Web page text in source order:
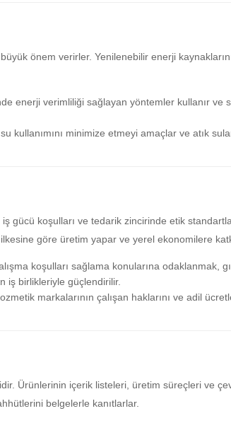
önem verirler. Yenilenebilir enerji
enerji verimliliği sağlayan yöntemler kullanır ve
kullanımını minimize etmeyi amaçlar ve atık
gücü koşulları ve tedarik zincirinde etik
göre üretim yapar ve yerel ekonomilere
koşulları sağlama konularına odaklanmak,
iş birlikleriyle güçlendirilir.
markalarının çalışan haklarını ve adil
Ürünlerinin içerik listeleri, üretim süreçleri ve
belgelerle kanıtlarlar.